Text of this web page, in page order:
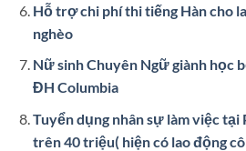
Hỗ trợ chi phí thi tiếng Hàn cho
nghèo
Nữ sinh Chuyên Ngữ giành học
ĐH Columbia
Tuyển dụng nhân sự làm việc
trên 40 triệu( hiện có lao động